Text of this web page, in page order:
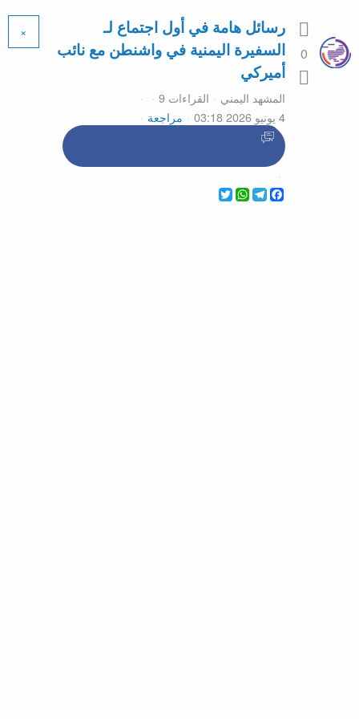
0
رسائل هامة في أول اجتماع لـ
السفيرة اليمنية في واشنطن مع نائب
أميركي
المشهد اليمني
القراءات 9
4 يونيو 2026 03:18
مراجعة
Twitter
WhatsApp
Telegram
Facebook
×